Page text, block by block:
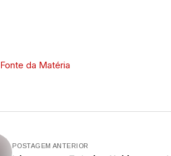
Fonte da Matéria
POSTAGEM ANTERIOR